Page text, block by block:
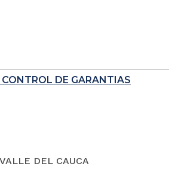
DE GARANTIAS
DEL CAUCA